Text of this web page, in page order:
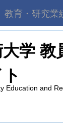
育・研究業
学 教
Education and